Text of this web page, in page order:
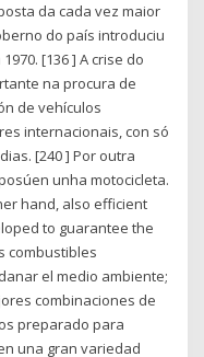
da cada vez maior
do país introduciu
[136 ] A crise do
na procura de
de vehículos
internacionais, con só
[240 ] Por outra
unha motocicleta.
hand, also efficient
to guarantee the
combustibles
el medio ambiente;
combinaciones de
preparado para
una gran variedad